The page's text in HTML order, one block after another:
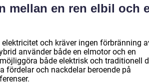
mellan en ren elbil och
och kräver ingen förbränning
använder både en elmotor och en
både elektrisk och traditionell
fördelar och nackdelar beroende på